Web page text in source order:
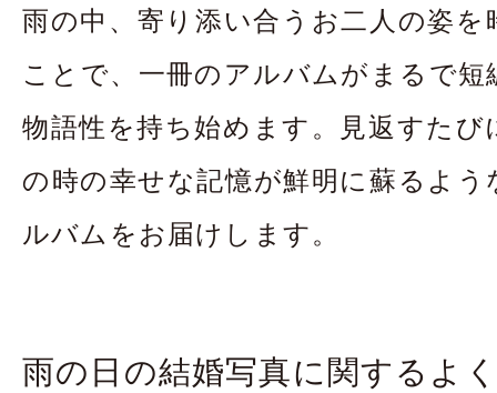
雨の中、寄り添い合うお二人の姿を
ことで、一冊のアルバムがまるで
物語性を持ち始めます。見返すたび
の時の幸せな記憶が鮮明に蘇るよう
ルバムをお届けします。
雨の日の結婚写真に関するよ